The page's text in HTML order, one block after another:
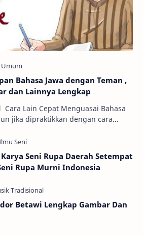
Bahasa Jawa dengan Teman ,
dan Lainnya Lengkap
Lain Cepat Menguasai Bahasa
jika dipraktikkan dengan cara
Seni Rupa Daerah Setempat
Rupa Murni Indonesia
Betawi Lengkap Gambar Dan